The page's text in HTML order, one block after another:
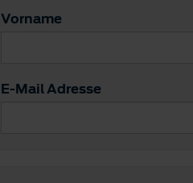
Vorname
E-Mail Adresse